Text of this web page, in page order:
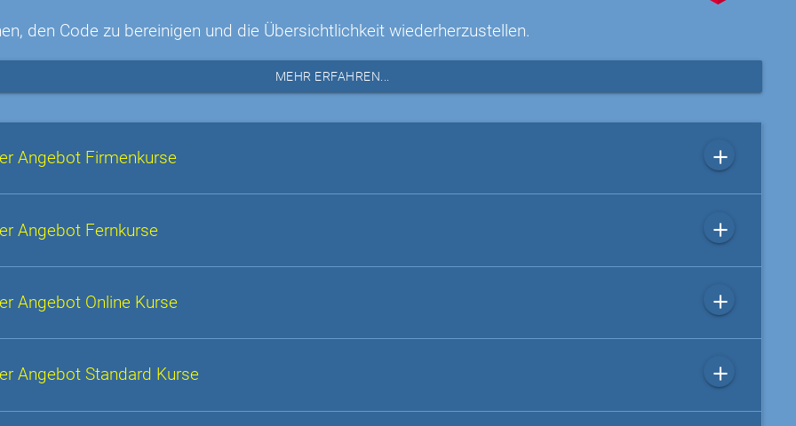
den Code zu bereinigen und die Übersichtlichkeit wiederherzustellen.
MEHR ERFAHREN...
Angebot Firmenkurse add
Angebot Fernkurse add
Angebot Online Kurse add
Angebot Standard Kurse add